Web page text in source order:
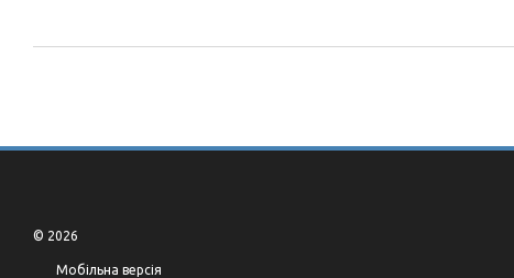
© 2026
Мобільна версія